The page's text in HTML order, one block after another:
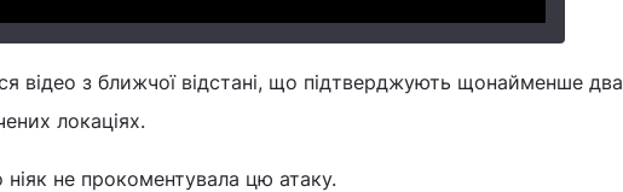
відео з ближчої відстані, що підтверджують щонайменше два
локаціях.
не прокоментувала цю атаку.